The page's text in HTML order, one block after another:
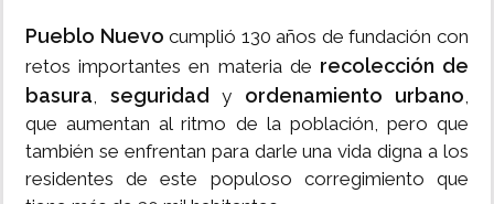
Pueblo Nuevo cumplió 130 años de fundación con
retos importantes en materia de recolección de
basura, seguridad y ordenamiento urbano,
que aumentan al ritmo de la población, pero que
también se enfrentan para darle una vida digna a los
residentes de este populoso corregimiento que